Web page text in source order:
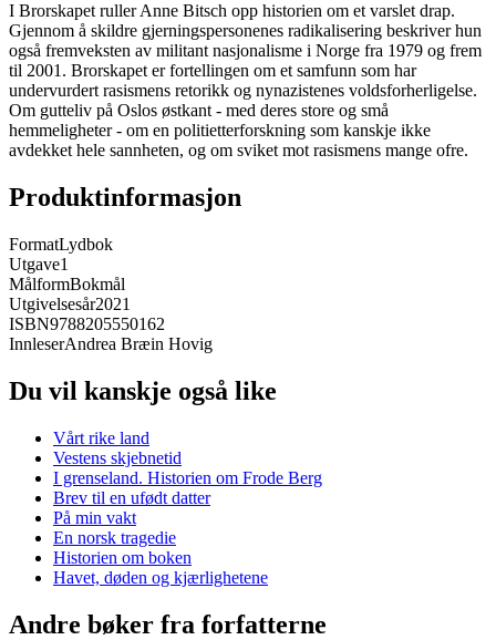
I Brorskapet ruller Anne Bitsch opp historien om et varslet drap.
Gjennom å skildre gjerningspersonenes radikalisering beskriver hun
også fremveksten av militant nasjonalisme i Norge fra 1979 og frem
til 2001. Brorskapet er fortellingen om et samfunn som har
undervurdert rasismens retorikk og nynazistenes voldsforherligelse.
Om gutteliv på Oslos østkant - med deres store og små
hemmeligheter - om en politietterforskning som kanskje ikke
avdekket hele sannheten, og om sviket mot rasismens mange ofre.
Produktinformasjon
FormatLydbok
Utgave1
MålformBokmål
Utgivelsesår2021
ISBN9788205550162
InnleserAndrea Bræin Hovig
Du vil kanskje også like
Vårt rike land
Vestens skjebnetid
I grenseland. Historien om Frode Berg
Brev til en ufødt datter
På min vakt
En norsk tragedie
Historien om boken
Havet, døden og kjærlighetene
Andre bøker fra forfatterne